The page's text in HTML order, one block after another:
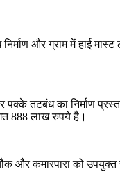
और ग्राम में हाई मास्ट
तटबंध का निर्माण
888 लाख रुपये है।
और कमारपारा को